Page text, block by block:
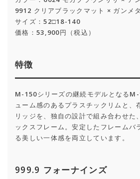
9912 クリアブラックマット × ガンメ
サイズ：52□18-140
価格：53,900円（税込）
特徴
M-150シリーズの継続モデルとなる
ューム感のあるプラスチックリムと、
リッジを、独自の設計で組み合わせた
ックスフレーム。安定したフレームバ
る美しい一体感を両立しています。
999.9 フォーナインズ